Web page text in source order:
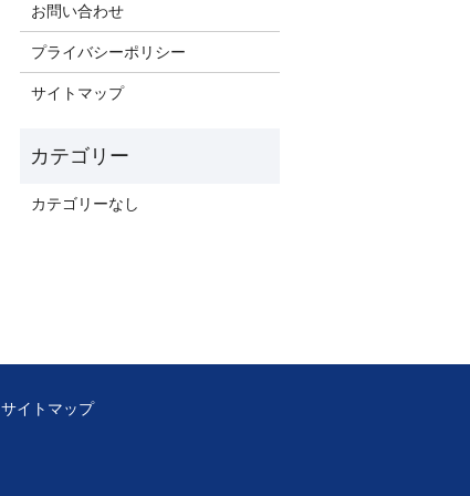
お問い合わせ
プライバシーポリシー
サイトマップ
カテゴリーなし
サイトマップ